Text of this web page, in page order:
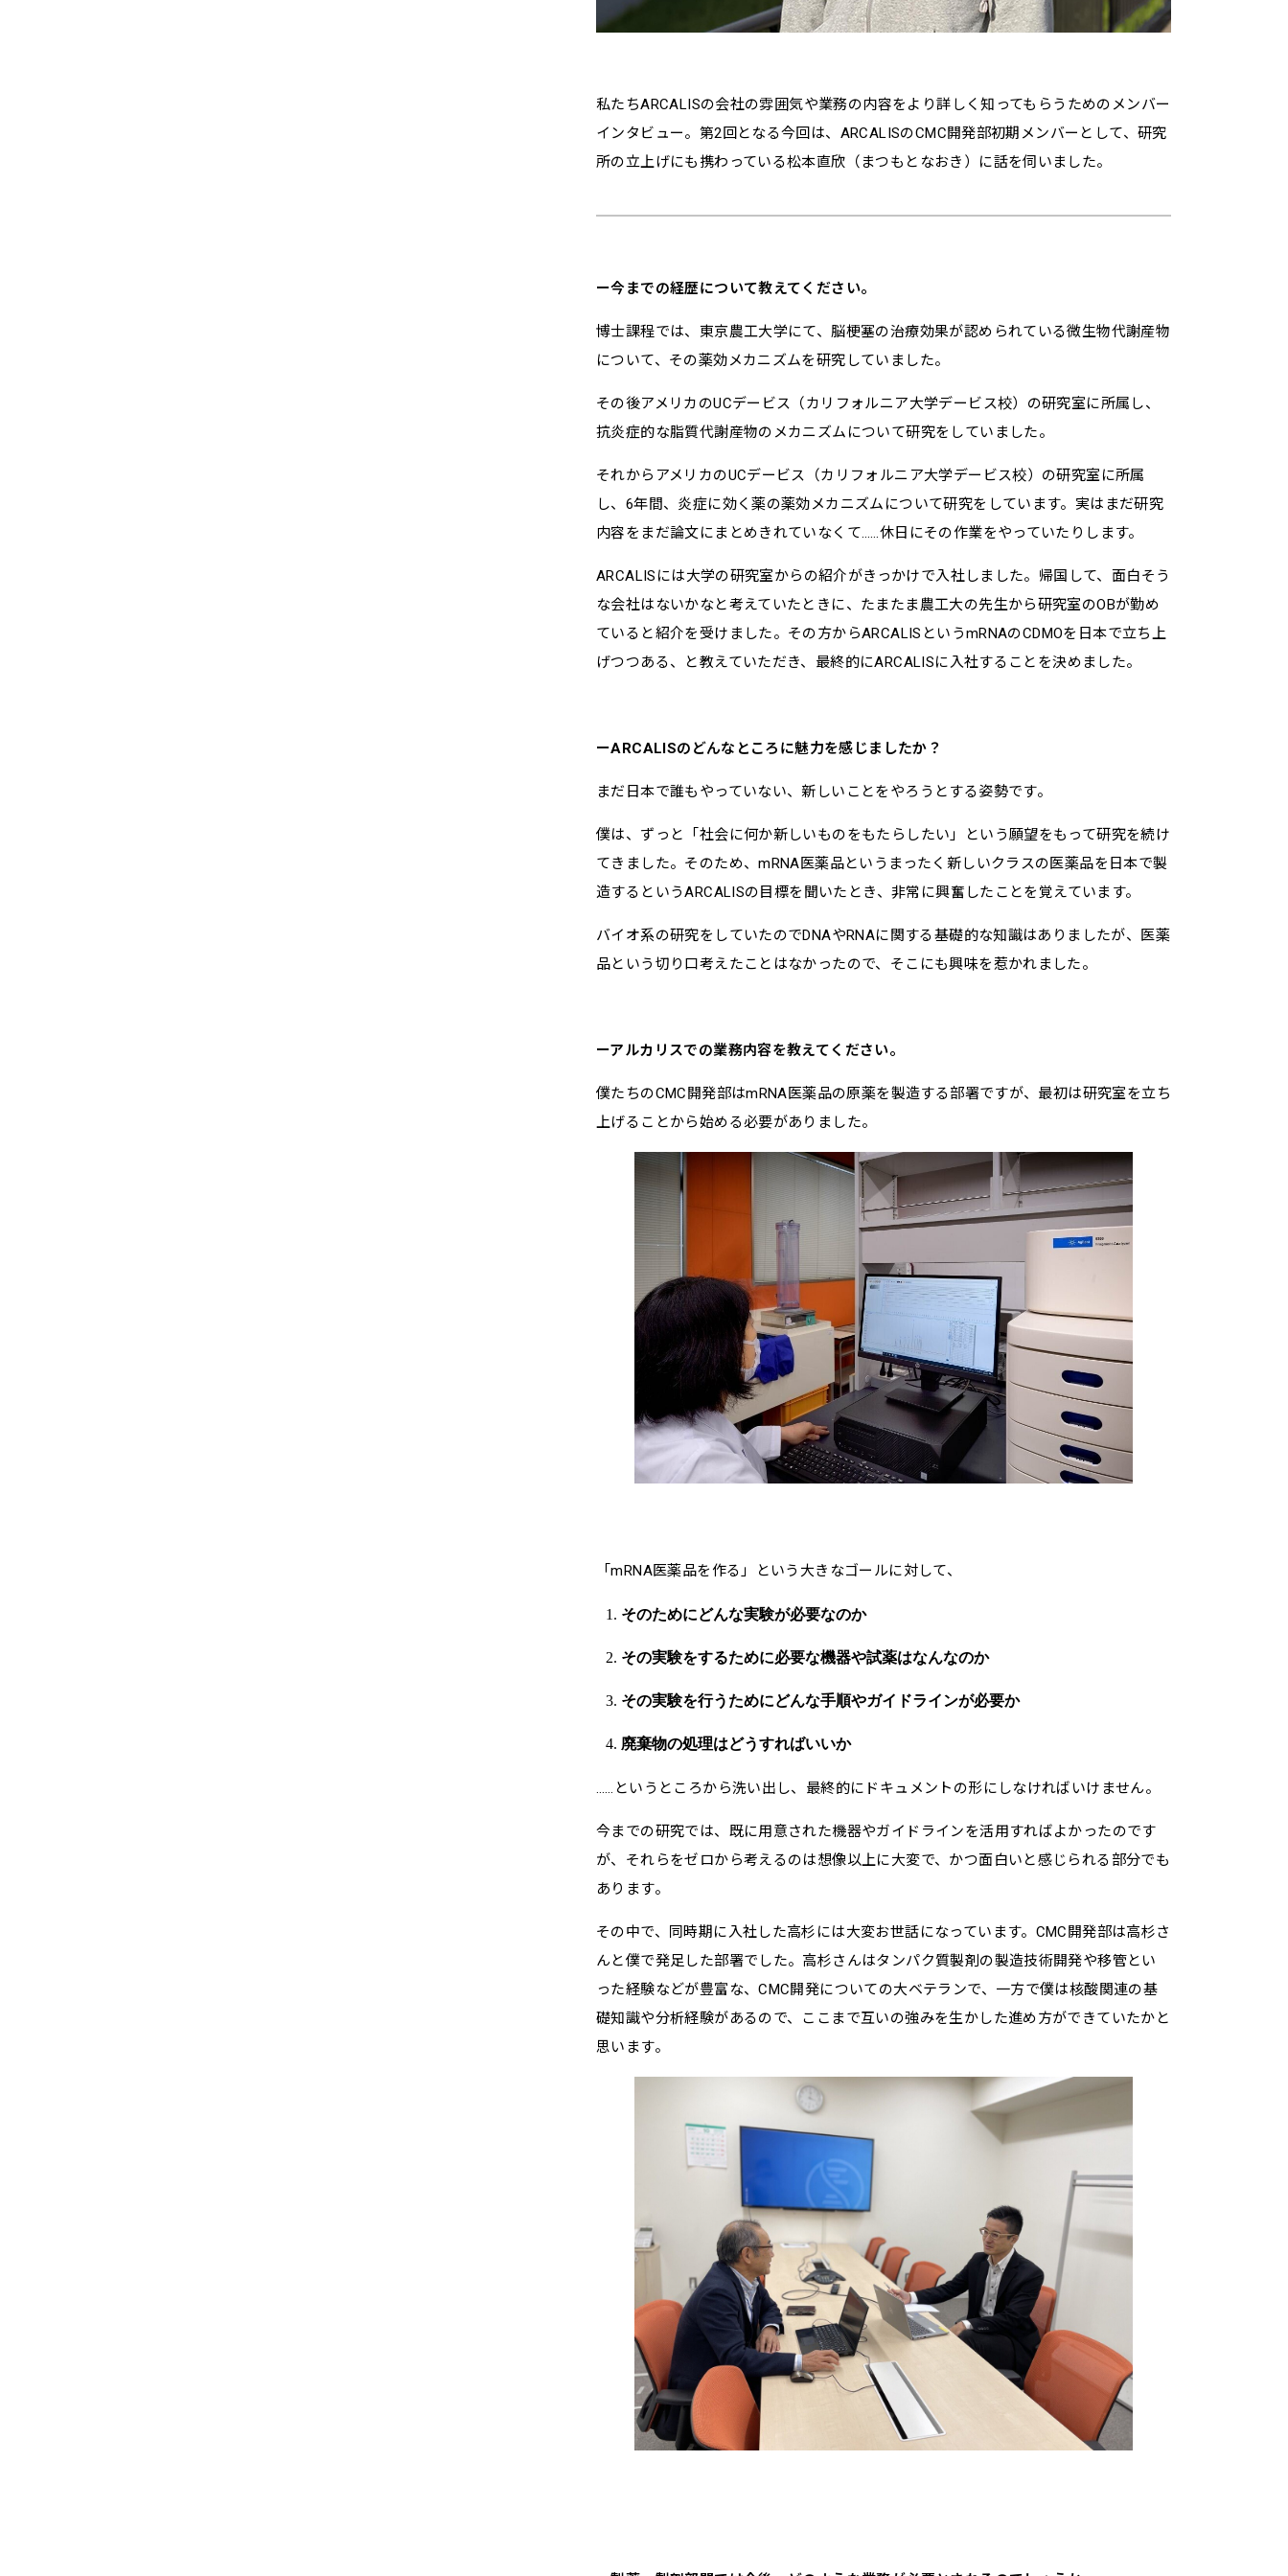
私たちARCALISの会社の雰囲気や業務の内容をより詳しく知ってもらうためのメンバー
インタビュー。第2回となる今回は、ARCALISのCMC開発部初期メンバーとして、研究
所の立上げにも携わっている松本直欣（まつもとなおき）に話を伺いました。
今までの経歴について教えてください。
博士課程では、東京農工大学にて、脳梗塞の治療効果が認められている微生物代謝産物
について、その薬効メカニズムを研究していました。
その後アメリカのUCデービス（カリフォルニア大学デービス校）の研究室に所属し、
抗炎症的な脂質代謝産物のメカニズムについて研究をしていました。
それからアメリカのUCデービス（カリフォルニア大学デービス校）の研究室に所属
し、6年間、炎症に効く薬の薬効メカニズムについて研究をしています。実はまだ研究
内容をまだ論文にまとめきれていなくて……休日にその作業をやっていたりします。
ARCALISには大学の研究室からの紹介がきっかけで入社しました。帰国して、面白そう
な会社はないかなと考えていたときに、たまたま農工大の先生から研究室のOBが勤め
ていると紹介を受けました。その方からARCALISというmRNAのCDMOを日本で立ち上
げつつある、と教えていただき、最終的にARCALISに入社することを決めました。
ARCALISのどんなところに魅力を感じましたか？
まだ日本で誰もやっていない、新しいことをやろうとする姿勢です。
僕は、ずっと「社会に何か新しいものをもたらしたい」という願望をもって研究を続け
てきました。そのため、mRNA医薬品というまったく新しいクラスの医薬品を日本で製
造するというARCALISの目標を聞いたとき、非常に興奮したことを覚えています。
バイオ系の研究をしていたのでDNAやRNAに関する基礎的な知識はありましたが、医薬
品という切り口考えたことはなかったので、そこにも興味を惹かれました。
アルカリスでの業務内容を教えてください。
僕たちのCMC開発部はmRNA医薬品の原薬を製造する部署ですが、最初は研究室を立ち
上げることから始める必要がありました。
「mRNA医薬品を作る」という大きなゴールに対して、
そのためにどんな実験が必要なのか
その実験をするために必要な機器や試薬はなんなのか
その実験を行うためにどんな手順やガイドラインが必要か
廃棄物の処理はどうすればいいか
……というところから洗い出し、最終的にドキュメントの形にしなければいけません。
今までの研究では、既に用意された機器やガイドラインを活用すればよかったのです
が、それらをゼロから考えるのは想像以上に大変で、かつ面白いと感じられる部分でも
あります。
その中で、同時期に入社した高杉には大変お世話になっています。CMC開発部は高杉さ
んと僕で発足した部署でした。高杉さんはタンパク質製剤の製造技術開発や移管とい
った経験などが豊富な、CMC開発についての大ベテランで、一方で僕は核酸関連の基
礎知識や分析経験があるので、ここまで互いの強みを生かした進め方ができていたかと
思います。